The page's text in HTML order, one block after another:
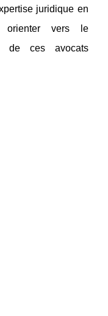
juridique en
orienter vers le
de ces avocats